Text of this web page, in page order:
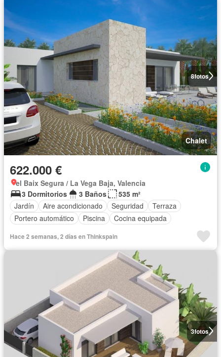
8fotos
Chalet
622.000 €
el Baix Segura / La Vega Baja, Valencia
3 Dormitorios
3 Baños
535 m²
Jardín
Aire acondicionado Seguridad
Terraza
Portero automático
Piscina Cocina equipada
Hace 2 semanas, 2 días en Thinkspain
3fotos